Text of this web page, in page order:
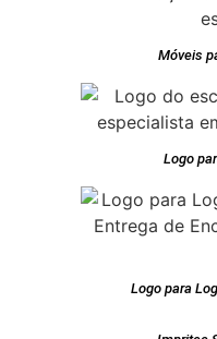
Móveis
Logo
Logo para